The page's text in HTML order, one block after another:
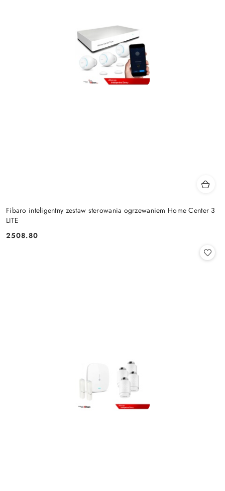
Fibaro inteligentny zestaw sterowania ogrzewaniem Home Center 3
LITE
Cena:
2508.80